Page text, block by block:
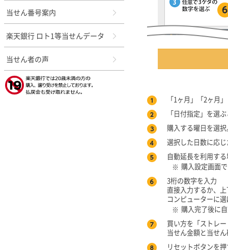
「1ヶ月」「2ヶ月
「日付指定」を選
購入する曜日を選
選択した日数に応
自動延長を利用す
※ 購入設定画面
3桁の数字を入力
直接入力するか、
コンピューターに
※ 購入完了後に
買い方を「ストレ
当せん金額と当せ
リセットボタンを
当せん番号案内
楽天銀行 ロト1等当せんデータ
当せん者の声